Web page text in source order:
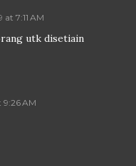
7:11 AM
utk disetiain
AM